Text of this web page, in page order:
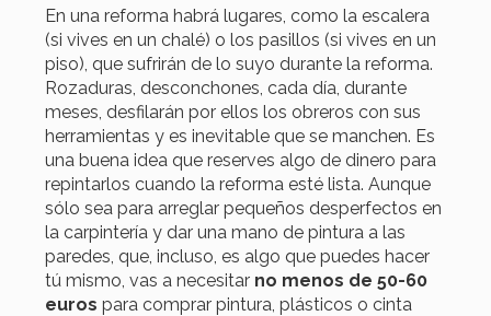
En una reforma habrá lugares, como la escalera
(si vives en un chalé) o los pasillos (si vives en un
piso), que sufrirán de lo suyo durante la reforma.
Rozaduras, desconchones, cada día, durante
meses, desfilarán por ellos los obreros con sus
herramientas y es inevitable que se manchen. Es
una buena idea que reserves algo de dinero para
repintarlos cuando la reforma esté lista. Aunque
sólo sea para arreglar pequeños desperfectos en
la carpintería y dar una mano de pintura a las
paredes, que, incluso, es algo que puedes hacer
tú mismo, vas a necesitar no menos de 50-60
euros para comprar pintura, plásticos o cinta